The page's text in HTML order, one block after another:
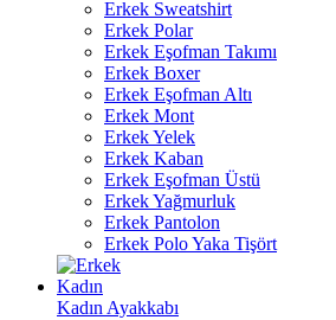
Erkek Sweatshirt
Erkek Polar
Erkek Eşofman Takımı
Erkek Boxer
Erkek Eşofman Altı
Erkek Mont
Erkek Yelek
Erkek Kaban
Erkek Eşofman Üstü
Erkek Yağmurluk
Erkek Pantolon
Erkek Polo Yaka Tişört
Kadın
Kadın Ayakkabı